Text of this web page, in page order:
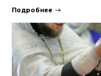
Подробнее